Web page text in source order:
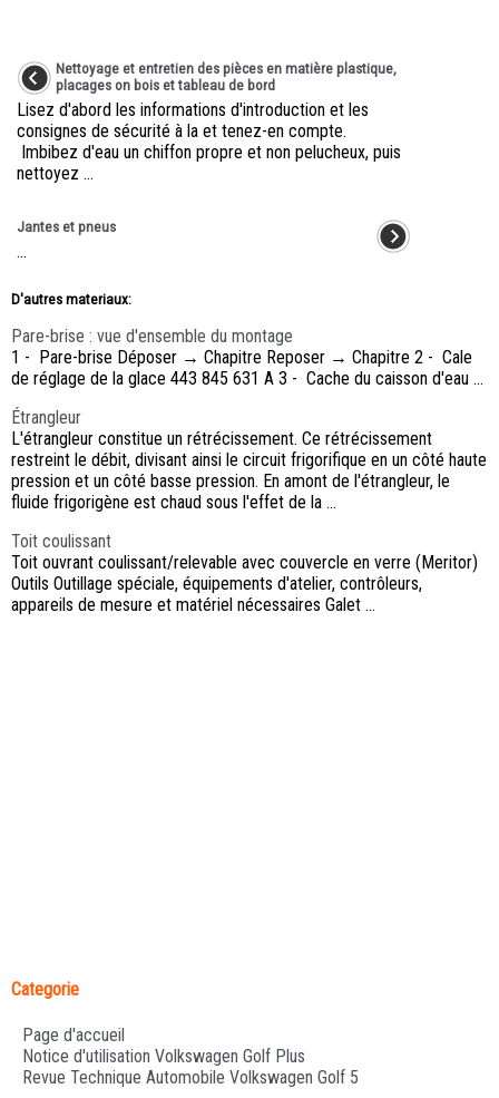
Nettoyage et entretien des pièces en matière plastique,
placages on bois et tableau de bord
Lisez d'abord les informations d'introduction et les
consignes de sécurité à la et tenez-en compte.
Imbibez d'eau un chiffon propre et non pelucheux, puis
nettoyez ...
Jantes et pneus
...
D'autres materiaux:
Pare-brise : vue d'ensemble du montage
1 - Pare-brise Déposer → Chapitre Reposer → Chapitre 2 - Cale
de réglage de la glace 443 845 631 A 3 - Cache du caisson d'eau ...
Étrangleur
L'étrangleur constitue un rétrécissement. Ce rétrécissement
restreint le débit, divisant ainsi le circuit frigorifique en un côté haute
pression et un côté basse pression. En amont de l'étrangleur, le
fluide frigorigène est chaud sous l'effet de la ...
Toit coulissant
Toit ouvrant coulissant/relevable avec couvercle en verre (Meritor)
Outils Outillage spéciale, équipements d'atelier, contrôleurs,
appareils de mesure et matériel nécessaires Galet ...
Categorie
Page d'accueil
Notice d'utilisation Volkswagen Golf Plus
Revue Technique Automobile Volkswagen Golf 5